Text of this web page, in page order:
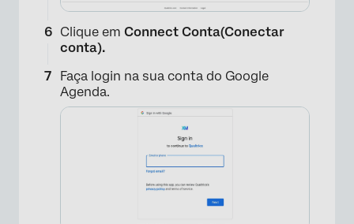
×
Clique em Connect Conta(Conectar
conta).
Faça login na sua conta do Google
Agenda.